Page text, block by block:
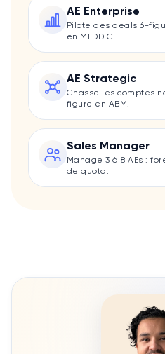
AE Enterprise
Pilote des deals 6-
en MEDDIC.
AE Strategic
Chasse les comptes
figure en ABM.
Sales Manager
Manage 3 à 8 AEs :
de quota.